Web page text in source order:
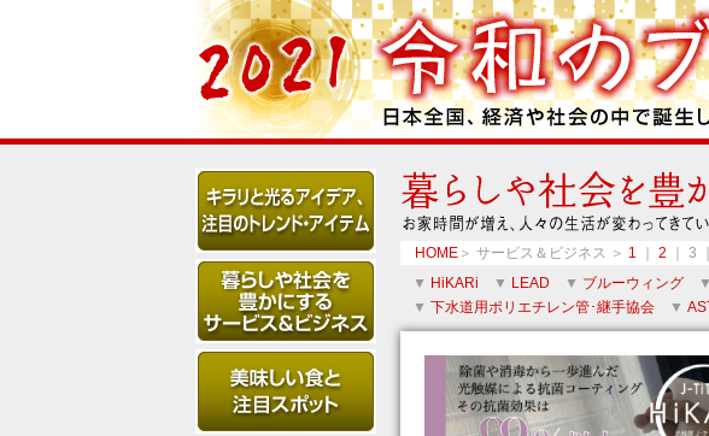
HOME ＞ サービス＆ビジネス ＞ 1 2 ｜ 3 ｜
▼ HiKARi ▼ LEAD ▼ ブルーウィング ▼
▼ 下水道用ポリエチレン管･継手協会 ▼